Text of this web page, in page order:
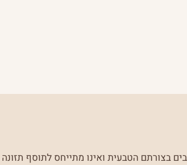
בצורתם הטבעית ואינו מתייחס לתוסף